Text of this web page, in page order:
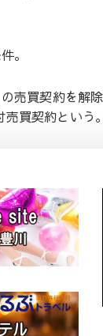
。
の売買契約を解
買契約という。